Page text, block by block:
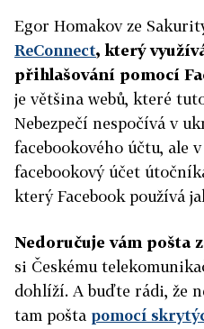
Egor Homakov ze
ReConnect, který
přihlašování pomocí
je většina webů, které
Nebezpečí nespočívá v
facebookového účtu, ale
facebookový účet
který Facebook používá
Nedoručuje vám pošta
si Českému
dohlíží. A buďte rádi, že
tam pošta pomocí